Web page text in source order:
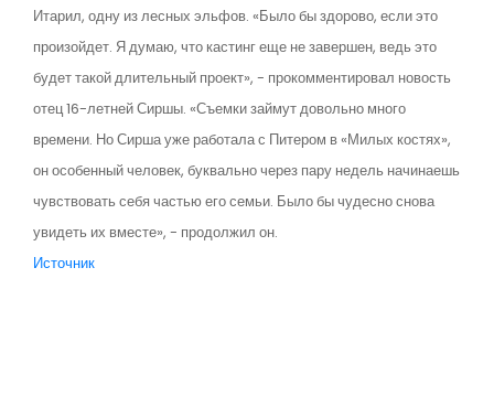
Итарил, одну из лесных эльфов. «Было бы здорово, если это
произойдет. Я думаю, что кастинг еще не завершен, ведь это
будет такой длительный проект», - прокомментировал новость
отец 16-летней Сиршы. «Съемки займут довольно много
времени. Но Сирша уже работала с Питером в «Милых костях»,
он особенный человек, буквально через пару недель начинаешь
чувствовать себя частью его семьи. Было бы чудесно снова
увидеть их вместе», - продолжил он.
Источник